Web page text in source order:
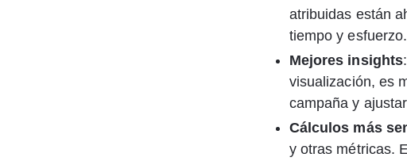
atribuidas están
tiempo y esfuerzo.
Mejores insights
visualización, es
campaña y
Cálculos más
y otras métricas.